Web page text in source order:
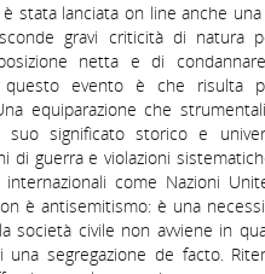
stata lanciata on line anche una
gravi criticità di natura
netta e di
evento è che risulta
equiparazione che
suo significato storico e
di guerra e violazioni
come Nazioni
è antisemitismo: è una
società civile non avviene in
una segregazione de facto.